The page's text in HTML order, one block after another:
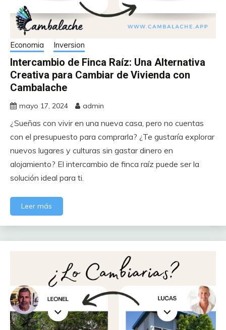
Economia Inversion
Intercambio de Finca Raíz: Una Alternativa
Creativa para Cambiar de Vivienda con
Cambalache
mayo 17, 2024 admin
¿Sueñas con vivir en una nueva casa, pero no cuentas
con el presupuesto para comprarla? ¿Te gustaría explorar
nuevos lugares y culturas sin gastar dinero en
alojamiento? El intercambio de finca raíz puede ser la
solución ideal para ti.
Leer más